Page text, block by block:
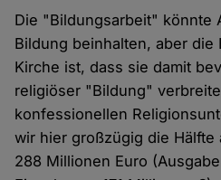
Die "Bildungsarbeit" könnte
Bildung beinhalten, aber die
Kirche ist, dass sie damit
religiöser "Bildung"
konfessionellen
wir hier großzügig die Hälfte
288 Millionen Euro